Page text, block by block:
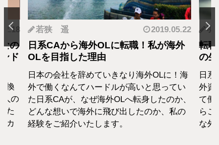
の
ド
換
人の
た
カ
若狭 遥 2019.05.22
日系CAから海外OLに転職！私が海外
OLを目指した理由
日本の会社を辞めていきなり海外OLに！海
外で働くなんてハードルが高いと思ってい
た日系CAが、なぜ海外OLへ転身したのか、
どんな想いで海外に飛び出したのか、私の
経験をご紹介いたします。
羽
転
の
日
外資
て働
らこ
な外